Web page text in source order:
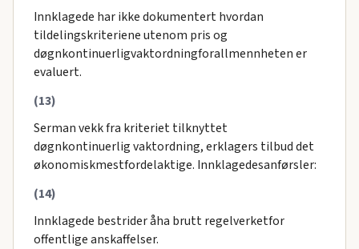
Innklagede har ikke dokumentert hvordan
tildelingskriteriene utenom pris og
døgnkontinuerligvaktordningforallmennheten er
evaluert.
(13)
Serman vekk fra kriteriet tilknyttet
døgnkontinuerlig vaktordning, erklagers tilbud det
økonomiskmestfordelaktige. Innklagedesanførsler:
(14)
Innklagede bestrider åha brutt regelverketfor
offentlige anskaffelser.